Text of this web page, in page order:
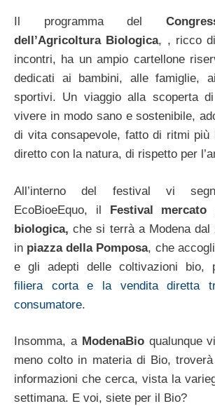
Il programma del
dell’Agricoltura Biologica, , ricco
incontri, ha un ampio cartellone
dedicati ai bambini, alle famiglie,
sportivi. Un viaggio alla scoperta
vivere in modo sano e sostenibile,
di vita consapevole, fatto di ritmi più
diretto con la natura, di rispetto per
All’interno del festival vi
EcoBioeEquo, il Festival mercato
biologica, che si terrà a Modena dal
in piazza della Pomposa, che
e gli adepti delle coltivazioni bio,
filiera corta e la vendita diretta
consumatore.
Insomma, a ModenaBioqualunque
meno colto in materia di Bio,
informazioni che cerca, vista la
settimana. E voi, siete per il Bio?